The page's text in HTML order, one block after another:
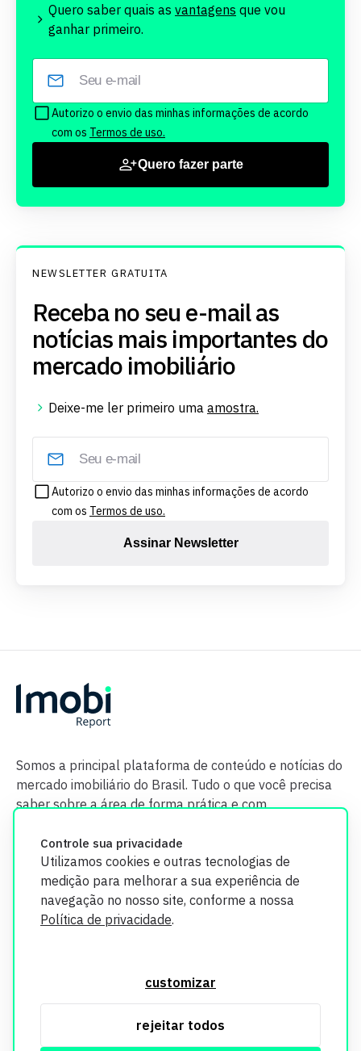
Controle sua privacidade
Utilizamos cookies e outras tecnologias de
medição para melhorar a sua experiência de
navegação no nosso site, conforme a nossa
Política de privacidade.
customizar
rejeitar todos
Quero saber quais as vantagens que vou
ganhar primeiro.
Autorizo o envio das minhas informações de acordo
com os Termos de uso.
Quero fazer parte
NEWSLETTER GRATUITA
Receba no seu e-mail as
notícias mais importantes do
mercado imobiliário
Deixe-me ler primeiro uma amostra.
Autorizo o envio das minhas informações de acordo
com os Termos de uso.
Assinar Newsletter
Somos a principal plataforma de conteúdo e notícias do
mercado imobiliário do Brasil. Tudo o que você precisa
saber sobre a área de forma prática e com
segurança. Todos os dados coletados em nosso site são
utilizados exclusivamente para fins de aprimoramento de
informações, consulte nossa Política de Privacidade.